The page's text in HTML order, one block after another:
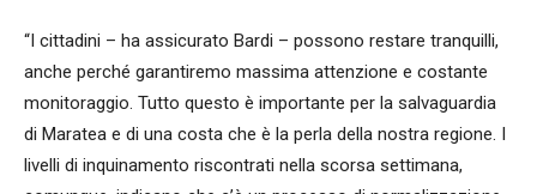
“I cittadini – ha assicurato Bardi – possono restare tranquilli,
anche perché garantiremo massima attenzione e costante
monitoraggio. Tutto questo è importante per la salvaguardia
di Maratea e di una costa che è la perla della nostra regione. I
livelli di inquinamento riscontrati nella scorsa settimana,